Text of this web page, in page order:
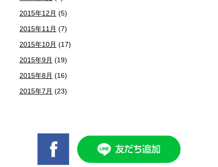
2015年12月 (5)
2015年11月 (7)
2015年10月 (17)
2015年9月 (19)
2015年8月 (16)
2015年7月 (23)